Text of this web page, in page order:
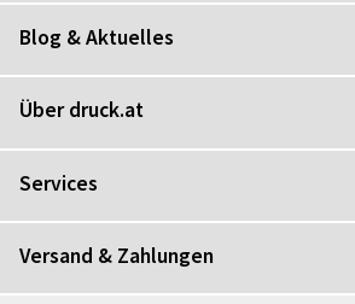
Blog & Aktuelles
Über druck.at
Services
Versand & Zahlungen